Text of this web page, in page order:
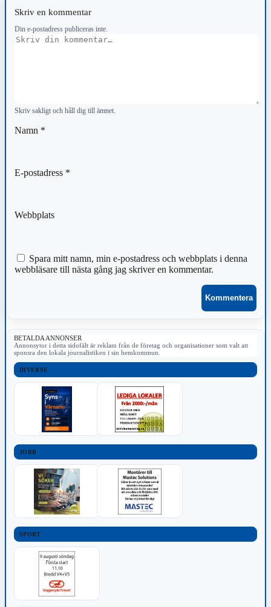
Skriv en kommentar
Din e-postadress publiceras inte.
Kommentar
Skriv sakligt och håll dig till ämnet.
Namn *
E-postadress *
Webbplats
Spara mitt namn, min e-postadress och webbplats i denna
webbläsare till nästa gång jag skriver en kommentar.
BETALDA ANNONSER
Annonsytor i detta sidofält är reklam från de företag och organisationer som valt att
sponsra den lokala journalistiken i sin hemkommun.
DIVERSE
JOBB
SPORT